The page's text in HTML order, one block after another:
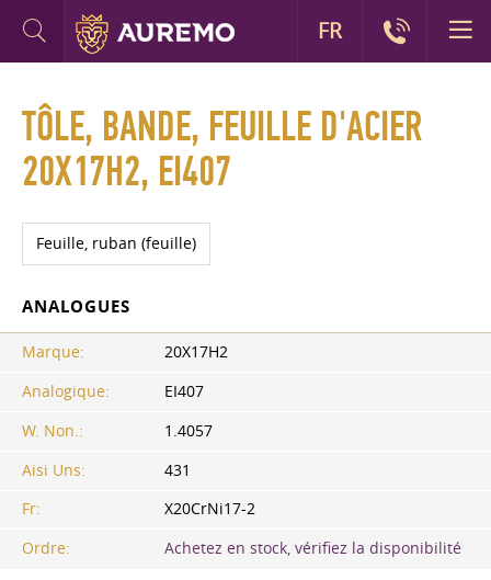
TÔLE, BANDE, FEUILLE D'ACIER
20X17H2, EI407
Feuille, ruban (feuille)
ANALOGUES
Marque:
20X17H2
Analogique:
EI407
W. Non.:
1.4057
Aisi Uns:
431
Fr:
X20CrNi17-2
Ordre:
Achetez en stock, vérifiez la disponibilité
FR